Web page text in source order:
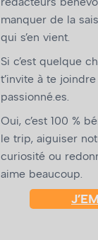
manquer de la
qui s’en vient.
Si c’est quelque
t’invite à te
passionné.es.
Oui, c’est 100 %
le trip, aiguiser
curiosité ou
aime beaucoup.